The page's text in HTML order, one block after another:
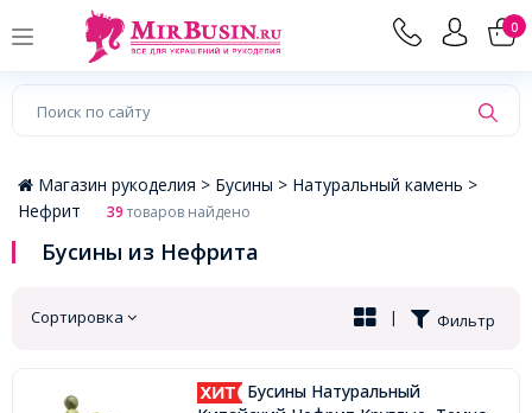
0
×
Магазин рукоделия > Бусины > Натуральный камень >
Нефрит
39товаров найдено
Бусины из Нефрита
Сортировка Фильтр
|
Бусины Натуральный